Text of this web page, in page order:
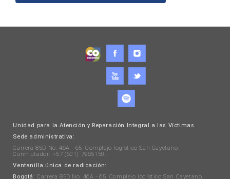
Unidad para la Atención y Reparación Integral a las Víctimas
Sede administrativa:
Carrera 85D No. 46A - 65, Complejo logístico San Cayetano.
Conmutador: +57 (601) 7965150.
Ventanilla única de radicación:
Bogotá: Carrera 85D No. 46A - 65, Complejo logístico San Cayetano.